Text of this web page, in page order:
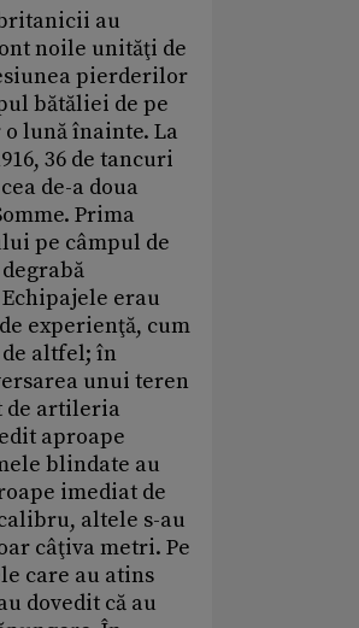
au
noile unităţi de
pierderilor
bătăliei de pe
o lună înainte. La
36 de tancuri
de-a doua
Prima
pe câmpul de
erau
experienţă, cum
de altfel; în
unui teren
de artileria
aproape
blindate au
imediat de
altele s-au
câţiva metri. Pe
care au atins
dovedit că au